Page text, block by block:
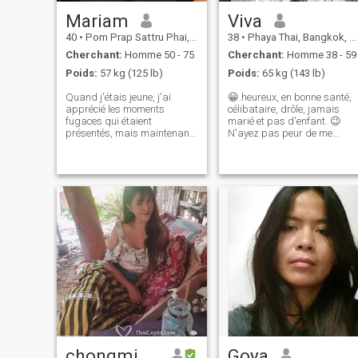
ne suis pas ta bonne femme.
Au moins, nous pouvons être
amis !
Mariam
40 • Pom Prap Sattru Phai, Bangkok, Thailande
Cherchant: Homme 50 - 75
Poids: 57 kg (125 lb)
Quand j'étais jeune, j'ai
apprécié les moments
fugaces qui étaient
présentés, mais maintenant
de transitoire, je pense que le
temps s'écoule et il est
important d'en profiter au
maximum, chaque jour je le
fais mais maintenant je veux
le faire avec une bonne
compagnie
Viva
38 • Phaya Thai, Bangkok, Thailande
Cherchant: Homme 38 - 59
Poids: 65 kg (143 lb)
😀.heureux, en bonne santé,
célibataire, drôle, jamais
marié et pas d'enfant. 😉
N'ayez pas peur de me
mettre en place avec un
spécial ^ - profiter des
choses simples - est-ce que j'
aime sérieux ? mais je ne
suis pas 😊 - profiter de la
plage -miel et miel